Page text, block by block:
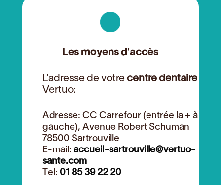
Les moyens d'accès
L’adresse de votre centre dentaire
Vertuo:
Adresse: CC Carrefour (entrée la + à
gauche), Avenue Robert Schuman
78500 Sartrouville
E-mail: accueil-sartrouville@vertuo-
sante.com
Tel: 01 85 39 22 20